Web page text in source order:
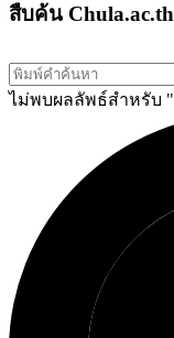
สืบค้น Chula.ac.th
ไม่พบผลลัพธ์สำหรับ "